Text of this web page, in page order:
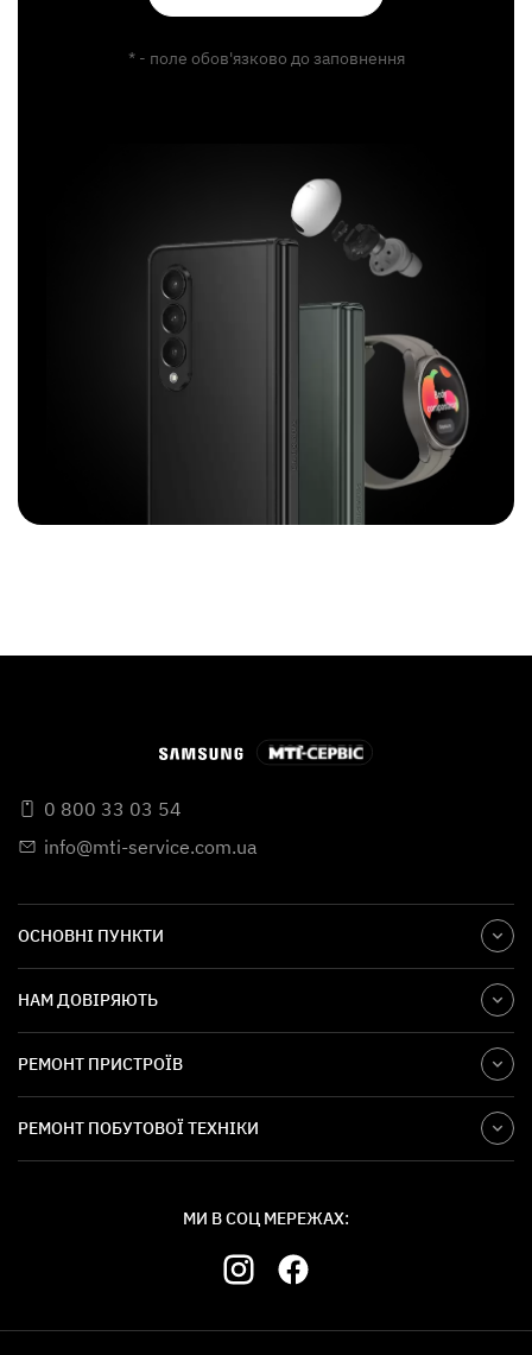
* - поле обов'язково до заповнення
0 800 33 03 54
info@mti-service.com.ua
ОСНОВНІ ПУНКТИ
НАМ ДОВІРЯЮТЬ
РЕМОНТ ПРИСТРОЇВ
РЕМОНТ ПОБУТОВОЇ ТЕХНІКИ
МИ В СОЦ МЕРЕЖАХ: